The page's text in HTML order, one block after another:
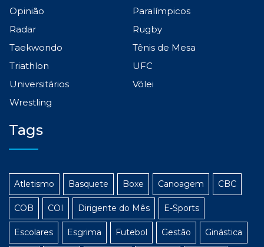
Opinião
Paralímpicos
Radar
Rugby
Taekwondo
Tênis de Mesa
Triathlon
UFC
Universitários
Vôlei
Wrestling
Tags
Atletismo Basquete Boxe Canoagem CBC
COB COI Dirigente do Mês E-Sports
Escolares Esgrima Futebol Gestão Ginástica